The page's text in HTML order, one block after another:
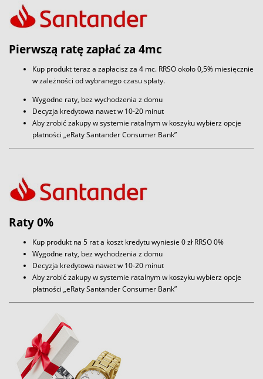
Pierwszą ratę zapłać za 4mc
Kup produkt teraz a zapłacisz za 4 mc. RRSO około 0,5% miesięcznie
w zależności od wybranego czasu spłaty.
Wygodne raty, bez wychodzenia z domu
Decyzja kredytowa nawet w 10-20 minut
Aby zrobić zakupy w systemie ratalnym w koszyku wybierz opcje
płatności „eRaty Santander Consumer Bank”
Raty 0%
Kup produkt na 5 rat a koszt kredytu wyniesie 0 zł RRSO 0%
Wygodne raty, bez wychodzenia z domu
Decyzja kredytowa nawet w 10-20 minut
Aby zrobić zakupy w systemie ratalnym w koszyku wybierz opcje
płatności „eRaty Santander Consumer Bank”